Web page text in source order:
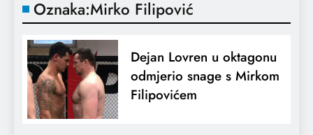
Oznaka:Mirko Filipović
Dejan Lovren u oktagonu
odmjerio snage s Mirkom
Filipovićem